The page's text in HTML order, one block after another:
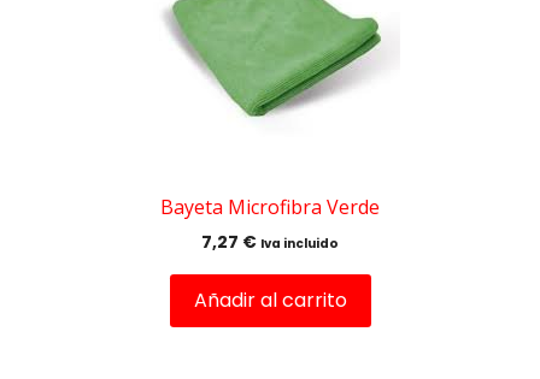
Bayeta Microfibra Verde
7,27 € Iva incluido
Añadir al carrito